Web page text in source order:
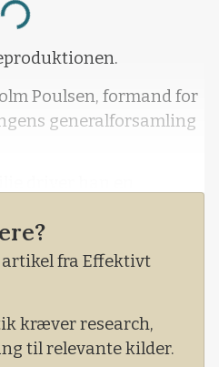
Loading...
Poulsen, formand for
generalforsamling
men det er
rapporten udkom,
skulle det være slut.
fra Effektivt
kræver research,
til relevante kilder.